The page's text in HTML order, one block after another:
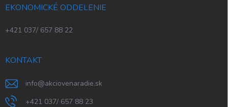
EKONOMICKÉ ODDELENIE
+421 037/ 657 88 22
KONTAKT
info@akciovenaradie.sk
+421 037/ 657 88 23